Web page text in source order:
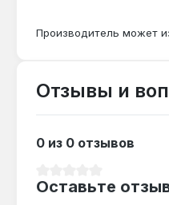
Производитель может
Отзывы и
0 из 0 отзывов
Оставьте